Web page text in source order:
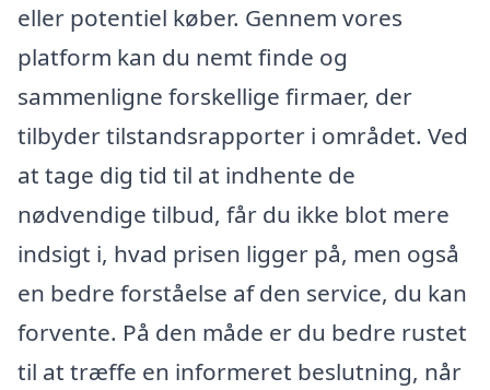
eller potentiel køber. Gennem vores
platform kan du nemt finde og
sammenligne forskellige firmaer, der
tilbyder tilstandsrapporter i området. Ved
at tage dig tid til at indhente de
nødvendige tilbud, får du ikke blot mere
indsigt i, hvad prisen ligger på, men også
en bedre forståelse af den service, du kan
forvente. På den måde er du bedre rustet
til at træffe en informeret beslutning, når